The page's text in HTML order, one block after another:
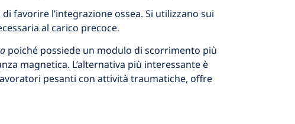
favorire l’integrazione ossea. Si utilizzano sui
al carico precoce.
poiché possiede un modulo di scorrimento più
magnetica. L’alternativa più interessante è
pesanti con attività traumatiche, offre